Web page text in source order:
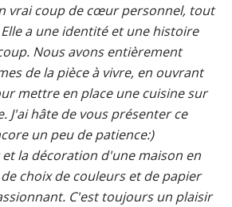
vrai coup de cœur personnel, tout
a une identité et une histoire
Nous avons entièrement
de la pièce à vivre, en ouvrant
mettre en place une cuisine sur
J'ai hâte de vous présenter ce
un peu de patience:)
la décoration d'une maison en
choix de couleurs et de papier
C'est toujours un plaisir